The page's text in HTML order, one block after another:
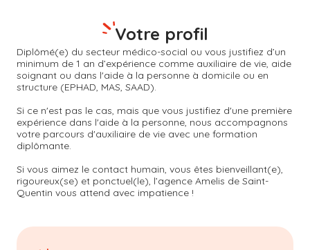
Diplômé(e) du secteur médico-social ou vous justifiez d’un
minimum de 1 an d’expérience comme auxiliaire de vie, aide
soignant ou dans l'aide à la personne à domicile ou en
structure (EPHAD, MAS, SAAD).
Si ce n'est pas le cas, mais que vous justifiez d'une première
expérience dans l'aide à la personne, nous accompagnons
votre parcours d'auxiliaire de vie avec une formation
diplômante.
Si vous aimez le contact humain, vous êtes bienveillant(e),
rigoureux(se) et ponctuel(le), l’agence Amelis de Saint-
Quentin vous attend avec impatience !
Votre profil